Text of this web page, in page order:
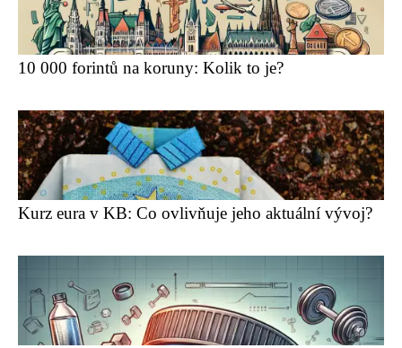
10 000 forintů na koruny: Kolik to je?
Kurz eura v KB: Co ovlivňuje jeho aktuální vývoj?